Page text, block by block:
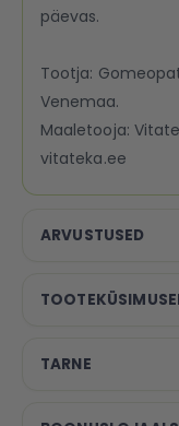
ARVUSTUSED
TARNE
päevas.
Tootja:
Venemaa.
Maaletooja:
vitateka.ee